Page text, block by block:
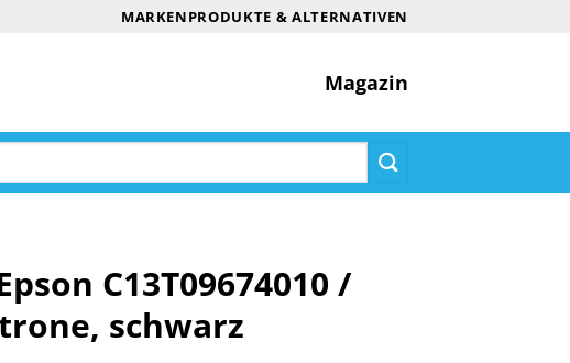
MARKENPRODUKTE & ALTERNATIVEN
Magazin
C13T09674010 /
schwarz